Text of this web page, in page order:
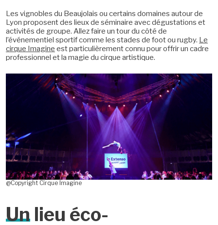
Les vignobles du Beaujolais ou certains domaines autour de
Lyon proposent des lieux de séminaire avec dégustations et
activités de groupe. Allez faire un tour du côté de
l’événementiel sportif comme les stades de foot ou rugby. Le
cirque Imagine est particulièrement connu pour offrir un cadre
professionnel et la magie du cirque artistique.
@Copyright Cirque Imagine
Un lieu éco-